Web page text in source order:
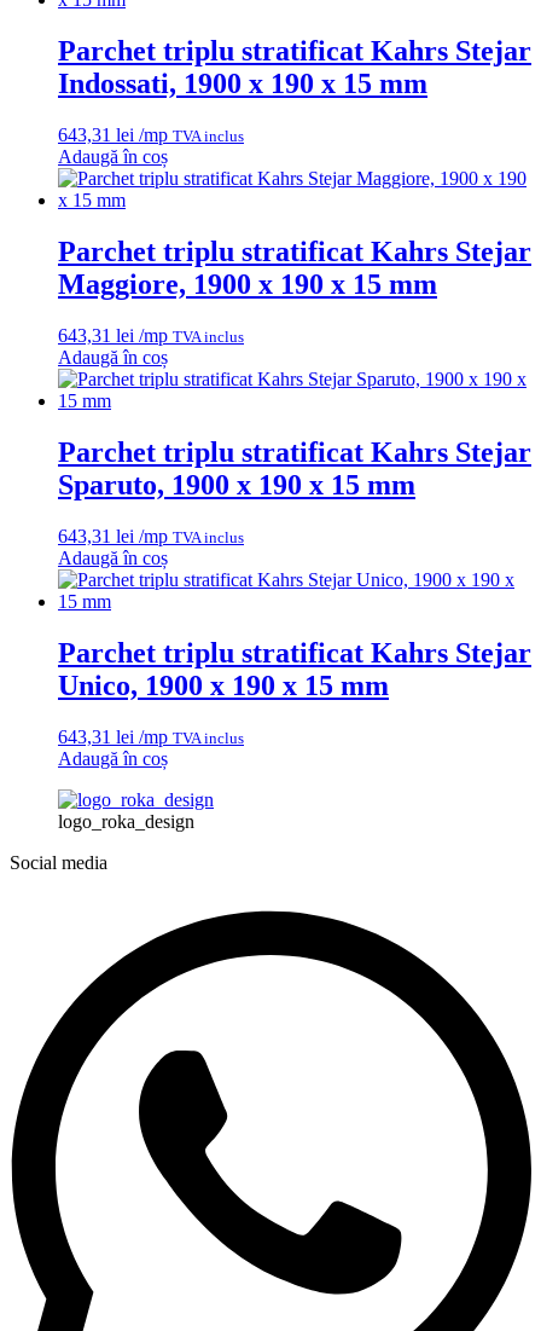
Parchet triplu stratificat Kahrs Stejar
Indossati, 1900 x 190 x 15 mm
643,31 lei /mp TVA inclus
Adaugă în coș
Parchet triplu stratificat Kahrs Stejar
Maggiore, 1900 x 190 x 15 mm
643,31 lei /mp TVA inclus
Adaugă în coș
Parchet triplu stratificat Kahrs Stejar
Sparuto, 1900 x 190 x 15 mm
643,31 lei /mp TVA inclus
Adaugă în coș
Parchet triplu stratificat Kahrs Stejar
Unico, 1900 x 190 x 15 mm
643,31 lei /mp TVA inclus
Adaugă în coș
logo_roka_design
Social media